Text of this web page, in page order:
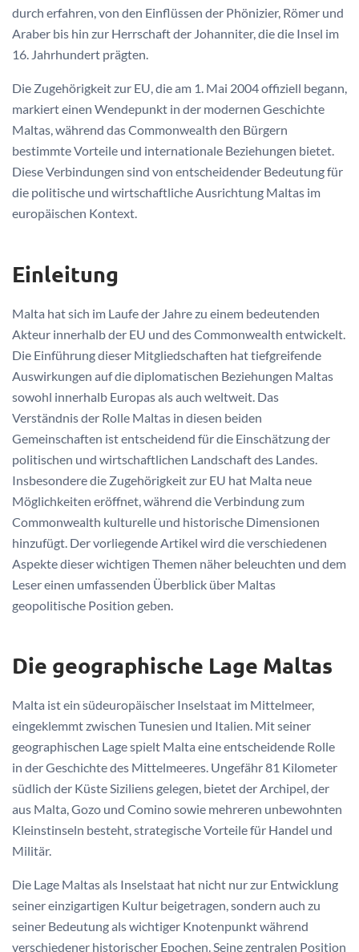
durch erfahren, von den Einflüssen der Phönizier, Römer und
Araber bis hin zur Herrschaft der Johanniter, die die Insel im
16. Jahrhundert prägten.
Die Zugehörigkeit zur EU, die am 1. Mai 2004 offiziell begann,
markiert einen Wendepunkt in der modernen Geschichte
Maltas, während das Commonwealth den Bürgern
bestimmte Vorteile und internationale Beziehungen bietet.
Diese Verbindungen sind von entscheidender Bedeutung für
die politische und wirtschaftliche Ausrichtung Maltas im
europäischen Kontext.
Einleitung
Malta hat sich im Laufe der Jahre zu einem bedeutenden
Akteur innerhalb der EU und des Commonwealth entwickelt.
Die Einführung dieser Mitgliedschaften hat tiefgreifende
Auswirkungen auf die diplomatischen Beziehungen Maltas
sowohl innerhalb Europas als auch weltweit. Das
Verständnis der Rolle Maltas in diesen beiden
Gemeinschaften ist entscheidend für die Einschätzung der
politischen und wirtschaftlichen Landschaft des Landes.
Insbesondere die Zugehörigkeit zur EU hat Malta neue
Möglichkeiten eröffnet, während die Verbindung zum
Commonwealth kulturelle und historische Dimensionen
hinzufügt. Der vorliegende Artikel wird die verschiedenen
Aspekte dieser wichtigen Themen näher beleuchten und dem
Leser einen umfassenden Überblick über Maltas
geopolitische Position geben.
Die geographische Lage Maltas
Malta ist ein südeuropäischer Inselstaat im Mittelmeer,
eingeklemmt zwischen Tunesien und Italien. Mit seiner
geographischen Lage spielt Malta eine entscheidende Rolle
in der Geschichte des Mittelmeeres. Ungefähr 81 Kilometer
südlich der Küste Siziliens gelegen, bietet der Archipel, der
aus Malta, Gozo und Comino sowie mehreren unbewohnten
Kleinstinseln besteht, strategische Vorteile für Handel und
Militär.
Die Lage Maltas als Inselstaat hat nicht nur zur Entwicklung
seiner einzigartigen Kultur beigetragen, sondern auch zu
seiner Bedeutung als wichtiger Knotenpunkt während
verschiedener historischer Epochen. Seine zentralen Position